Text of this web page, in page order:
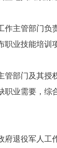
作主管部门负
职业技能培
管部门及其
职业需要，
府退役军人